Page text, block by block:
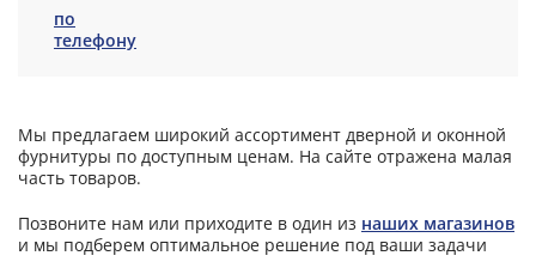
по
телефону
Мы предлагаем широкий ассортимент дверной и оконной
фурнитуры по доступным ценам. На сайте отражена малая
часть товаров.
Позвоните нам или приходите в один из наших магазинов
и мы подберем оптимальное решение под ваши задачи